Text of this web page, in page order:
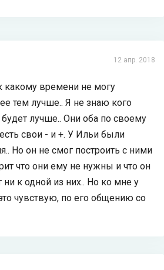
12 апр. 2018
какому времени не могу
тем лучше.. Я не знаю кого
лучше.. Они оба по своему
свои - и +. У Ильи были
Но он не смог построить с ними
что они ему не нужны и что он
ни к одной из них.. Но ко мне у
чувствую, по его общению со